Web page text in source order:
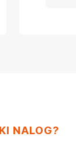
NALOG?